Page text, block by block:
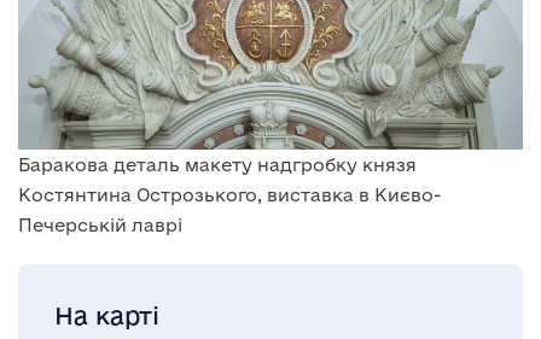
Баракова деталь макету надгробку князя
Костянтина Острозького, виставка в Києво-
Печерській лаврі
На карті